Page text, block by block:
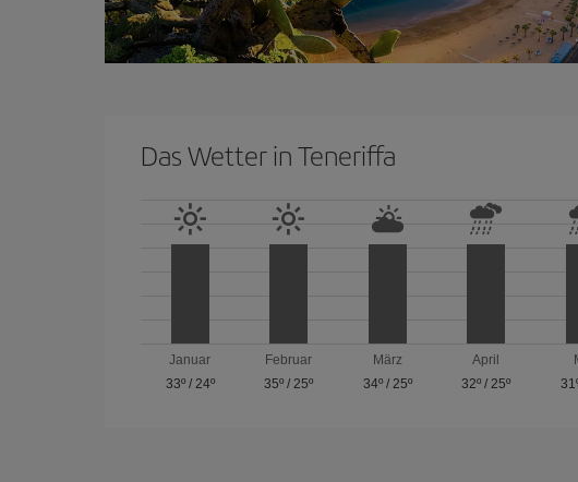
Das Wetter in Teneriffa
Januar
33º/ 24º
Februar
35º /25º
März
34º/ 25º
April
32º /25º